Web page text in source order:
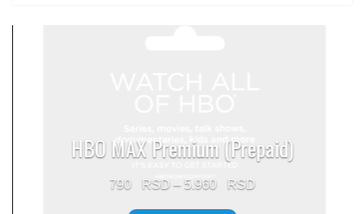
HBO MAX Premium (Prepaid)
790 – 5.960
Price